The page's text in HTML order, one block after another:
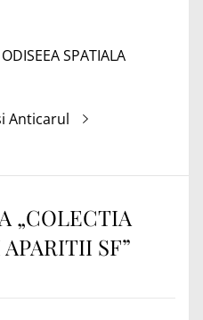
SPATIALA
Anticarul
„COLECTIA
SF”